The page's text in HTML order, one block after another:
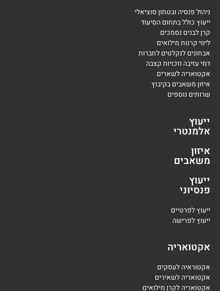
ניהול פנסיה ובטחון סוציאלי
ייעוץ כולל בתחום הסיעוד
קרן לבנים נסמכים
ליווי קרנות מילואים
אבחונים לנקלטים לחברות
דמי עזיבה וזכויות קצבה
אקטואריה לשארים
איזון משאבים בקיבוץ
שרותים נוספים
ייעוץ
אלמנטרי
איזון
משאבים
ייעוץ
פנסיוני
ייעוץ לפרטיים
ייעוץ לפרישה
אקטואריה
אקטוראיה לעסקים
אקטואריה לשאירים
אקטואריה לקרן מילואים